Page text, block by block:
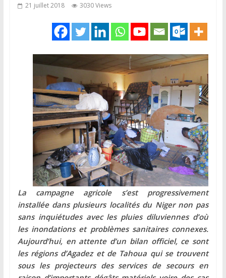
21 juillet 2018 3030 Views
La campagne agricole s’est progressivement
installée dans plusieurs localités du Niger non pas
sans inquiétudes avec les pluies diluviennes d’où
les inondations et problèmes sanitaires connexes.
Aujourd’hui, en attente d’un bilan officiel, ce sont
les régions d’Agadez et de Tahoua qui se trouvent
sous les projecteurs des services de secours en